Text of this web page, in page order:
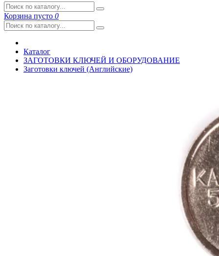
Корзина пусто 0
Каталог
ЗАГОТОВКИ КЛЮЧЕЙ И ОБОРУДОВАНИЕ
Заготовки ключей (Английские)